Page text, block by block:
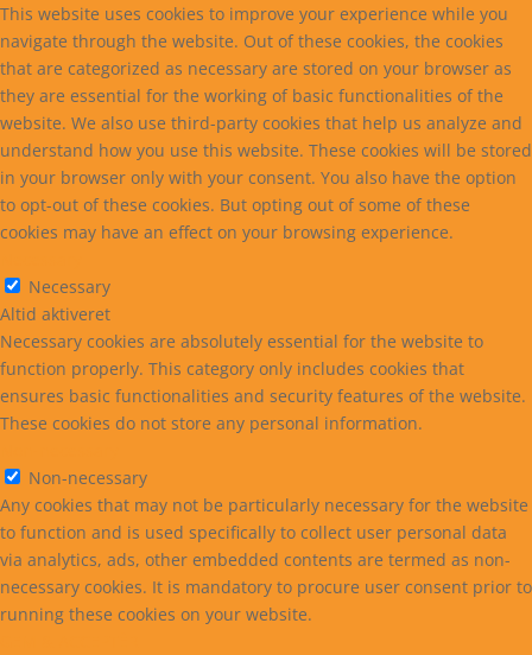
This website uses cookies to improve your experience while you
navigate through the website. Out of these cookies, the cookies
that are categorized as necessary are stored on your browser as
they are essential for the working of basic functionalities of the
website. We also use third-party cookies that help us analyze and
understand how you use this website. These cookies will be stored
in your browser only with your consent. You also have the option
to opt-out of these cookies. But opting out of some of these
cookies may have an effect on your browsing experience.
Necessary
Altid aktiveret
Necessary cookies are absolutely essential for the website to
function properly. This category only includes cookies that
ensures basic functionalities and security features of the website.
These cookies do not store any personal information.
Non-necessary
Any cookies that may not be particularly necessary for the website
to function and is used specifically to collect user personal data
via analytics, ads, other embedded contents are termed as non-
necessary cookies. It is mandatory to procure user consent prior to
running these cookies on your website.